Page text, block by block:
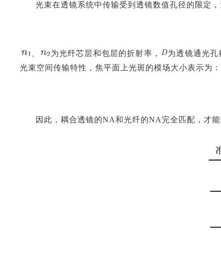
光束在透镜系统中传输受到透镜数值孔径的限定
为光纤芯层和包层的折射率，
为透镜通光孔
光束空间传输特性，焦平面上光斑的模场大小表示为：
因此，耦合透镜的NA和光纤的NA完全匹配，才